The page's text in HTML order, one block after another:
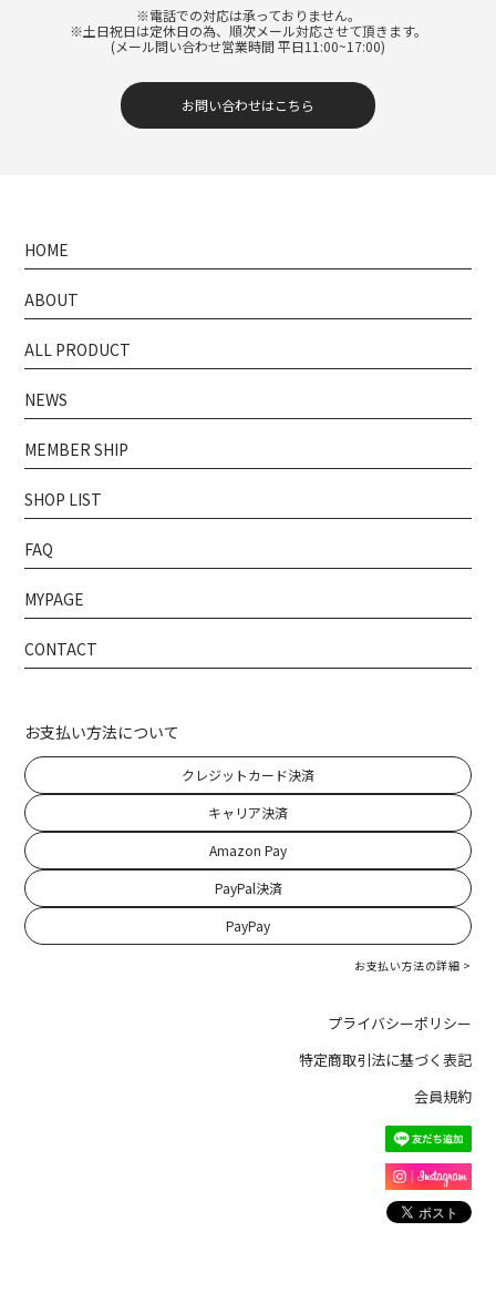
※電話での対応は承っておりません。
※土日祝日は定休日の為、順次メール対応させて頂きます。
(メール問い合わせ営業時間 平日11:00~17:00)
お問い合わせはこちら
HOME
ABOUT
ALL PRODUCT
NEWS
MEMBER SHIP
SHOP LIST
FAQ
MYPAGE
CONTACT
お支払い方法について
クレジットカード決済
キャリア決済
Amazon Pay
PayPal決済
PayPay
お支払い方法の詳細 >
プライバシーポリシー
特定商取引法に基づく表記
会員規約